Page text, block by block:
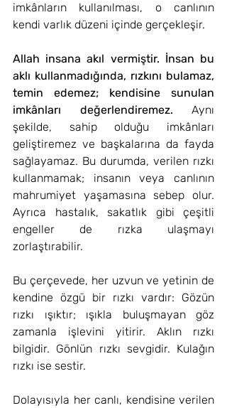
imkânların kullanılması, o canlının
kendi varlık düzeni içinde gerçekleşir.
Allah insana akıl vermiştir. İnsan bu
aklı kullanmadığında, rızkını bulamaz,
temin edemez; kendisine sunulan
imkânları değerlendiremez. Aynı
şekilde, sahip olduğu imkânları
geliştiremez ve başkalarına da fayda
sağlayamaz. Bu durumda, verilen rızkı
kullanmamak; insanın veya canlının
mahrumiyet yaşamasına sebep olur.
Ayrıca hastalık, sakatlık gibi çeşitli
engeller de rızka ulaşmayı
zorlaştırabilir.
Bu çerçevede, her uzvun ve yetinin de
kendine özgü bir rızkı vardır: Gözün
rızkı ışıktır; ışıkla buluşmayan göz
zamanla işlevini yitirir. Aklın rızkı
bilgidir. Gönlün rızkı sevgidir. Kulağın
rızkı ise sestir.
Dolayısıyla her canlı, kendisine verilen